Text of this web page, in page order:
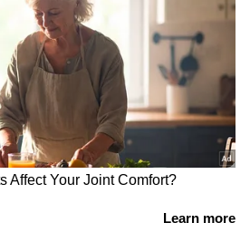
റെനോ കിഗർ
5-സ്പീഡ് AMT ഉള്ള 72-
എഞ്ചിൻ അല്ലെങ്കിൽ
100-
ടർബോ-പെട്രോൾ എഞ്ചിൻ
എൻട്രി, റിയർ
എസി, എൽഇഡി